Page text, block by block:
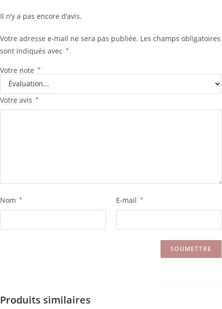
Il n’y a pas encore d’avis.
Votre adresse e-mail ne sera pas publiée. Les champs obligatoires
sont indiqués avec *
Votre note *
Votre avis *
Nom * E-mail *
Produits similaires